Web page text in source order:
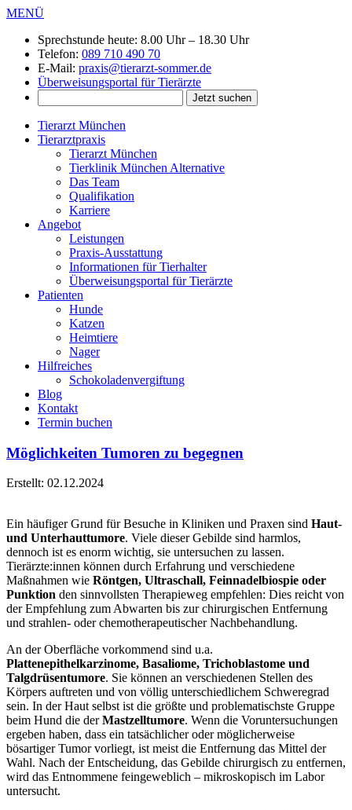
MENÜ
Sprechstunde heute: 8.00 Uhr – 18.30 Uhr
Telefon: 089 710 490 70
E-Mail: praxis@tierarzt-sommer.de
Überweisungsportal für Tierärzte
Tierarzt München
Tierarztpraxis
Tierarzt München
Tierklinik München Alternative
Das Team
Qualifikation
Karriere
Angebot
Leistungen
Praxis-Ausstattung
Informationen für Tierhalter
Überweisungsportal für Tierärzte
Patienten
Hunde
Katzen
Heimtiere
Nager
Hilfreiches
Schokoladenvergiftung
Blog
Kontakt
Termin buchen
Möglichkeiten Tumoren zu begegnen
Erstellt: 02.12.2024
Ein häufiger Grund für Besuche in Kliniken und Praxen sind Haut-
und Unterhauttumore. Viele dieser Gebilde sind harmlos,
dennoch ist es enorm wichtig, sie untersuchen zu lassen.
Tierärzte:innen können durch Erfahrung und verschiedene
Maßnahmen wie Röntgen, Ultraschall, Feinnadelbiospie oder
Punktion den sinnvollsten Therapieweg empfehlen: Dies reicht von
der Empfehlung zum Abwarten bis zur chirurgischen Entfernung
und strahlen- oder chemotherapeutischer Nachbehandlung.
An der Oberfläche vorkommend sind u.a.
Plattenepithelkarzinome, Basaliome, Trichoblastome und
Talgdrüsentumore. Sie können an verschiedenen Stellen des
Körpers auftreten und von völlig unterschiedlichem Schweregrad
sein. In der Haut selbst ist die größte und problematischste Gruppe
beim Hund die derMastzelltumore. Wenn die Voruntersuchungen
ergeben haben, dass ein tatsächlicher oder möglicherweise
bösartiger Tumor vorliegt, ist meist die Entfernung das Mittel der
Wahl. Nach der Entscheidung, das Gebilde chirurgisch zu entfernen,
wird das Entnommene feingeweblich – mikroskopisch im Labor
untersucht.